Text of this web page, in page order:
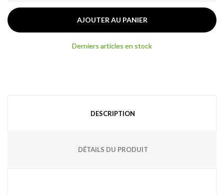
AJOUTER AU PANIER
Derniers articles en stock
DESCRIPTION
DÉTAILS DU PRODUIT